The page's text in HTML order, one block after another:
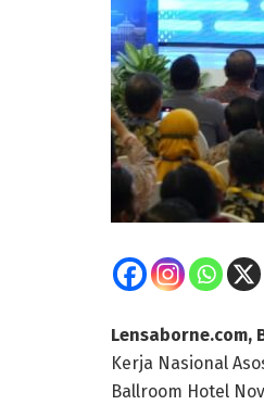
Lensaborne.com,
Kerja Nasional
Ballroom Hotel